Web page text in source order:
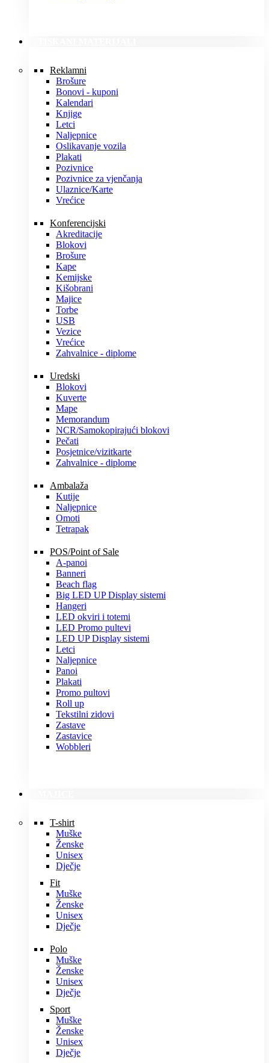
Reklamni
Brošure
Bonovi - kuponi
Kalendari
Knjige
Letci
Naljepnice
Oslikavanje vozila
Plakati
Pozivnice
Pozivnice za vjenčanja
Ulaznice/Karte
Vrećice
Konferencijski
Akreditacije
Blokovi
Brošure
Kape
Kemijske
Kišobrani
Majice
Torbe
USB
Vezice
Vrećice
Zahvalnice - diplome
Uredski
Blokovi
Kuverte
Mape
Memorandum
NCR/Samokopirajući blokovi
Pečati
Posjetnice/vizitkarte
Zahvalnice - diplome
Ambalaža
Kutije
Naljepnice
Omoti
Tetrapak
POS/Point of Sale
A-panoi
Banneri
Beach flag
Big LED UP Display sistemi
Hangeri
LED okviri i totemi
LED Promo pultevi
LED UP Display sistemi
Letci
Naljepnice
Panoi
Plakati
Promo pultovi
Roll up
Tekstilni zidovi
Zastave
Zastavice
Wobbleri
T-shirt
Muške
Ženske
Unisex
Dječje
Fit
Muške
Ženske
Unisex
Dječje
Polo
Muške
Ženske
Unisex
Dječje
Sport
Muške
Ženske
Unisex
Dječje